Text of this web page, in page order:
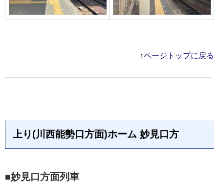
↑ページトップに戻る
上り(川西能勢口方面)ホーム 妙見口方
■妙見口方面列車